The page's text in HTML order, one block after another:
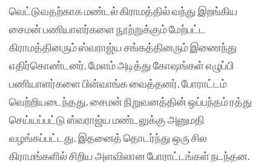
வெட்டுவதற்காக மண்டல் கிராமத்தில் வந்து இறங்கிய
சைமன் பணியாளர்களை நூற்றுக்கும் மேற்பட்ட
கிராமத்தினரும் ஸ்வராஜ்ய சங்கத்தினரும் இணைந்து
எதிர்கொண்டனர். மேளம் அடித்து கோஷங்கள் எழுப்பி
பணியாளர்களை பின்வாங்க வைத்தனர். போராட்டம்
வெற்றியடைந்தது. சைமன் நிறுவனத்தின் ஒப்பந்தம் ரத்து
செய்யப்பட்டு ஸ்வராஜ்ய மண்டலுக்கு அனுமதி
வழங்கப்பட்டது. இதனைத் தொடர்ந்து ஒரு சில
கிராமங்களில் சிறிய அளவிலான போராட்டங்கள் நடந்தன.